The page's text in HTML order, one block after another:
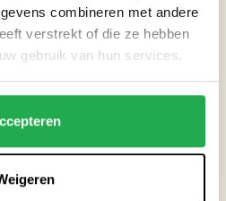
combineren met andere
verstrekt of die ze hebben
gebruik van hun services.
voor regenwateropslag
periodes van droogte’,
van regenwater is het
dat hij zijn regenwater
zijn huis niet zal gaan gebruiken,